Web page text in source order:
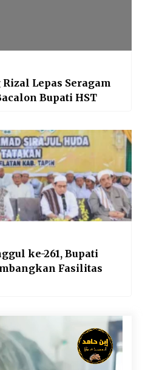
Lepas Seragam
Bupati HST
ke-261, Bupati
Fasilitas